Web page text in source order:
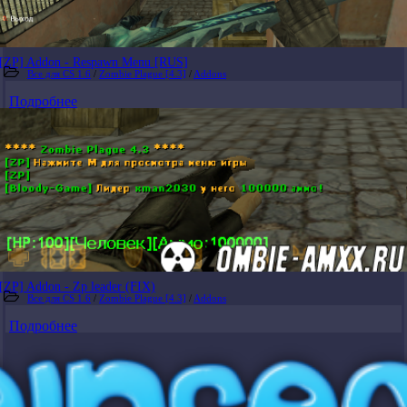
[ZP] Addon - Respawn Menu [RUS]
Все для CS 1.6 / Zombie Plague [4.3] / Addons
Подробнее
[ZP] Addon - Zp leader (FIX)
Все для CS 1.6 / Zombie Plague [4.3] / Addons
Подробнее